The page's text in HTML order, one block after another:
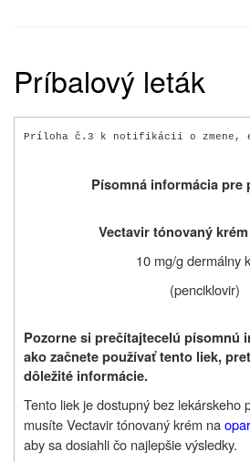
Príbalový leták
Príloha č.3 k notifikácii o zmene,
Písomná informácia pre
Vectavir tónovaný
10 mg/g dermálny
(penciklovir)
Pozorne si prečítajtecelú písomnú
ako začnete používať tento liek,
dôležité informácie.
Tento liek je dostupný bez lekárskeho
musíte Vectavir tónovaný krém naopar
aby sa dosiahli čo najlepšie výsledky.